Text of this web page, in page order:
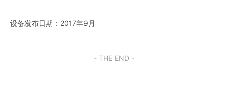
设备发布日期：2017年9月
- THE END -